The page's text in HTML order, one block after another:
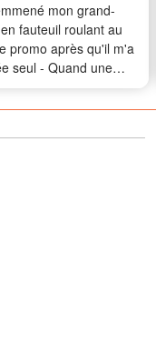
mon grand-
fauteuil roulant au
promo après qu'il m'a
seul - Quand une
de classe s'est
de lui, ce qu'il a dit